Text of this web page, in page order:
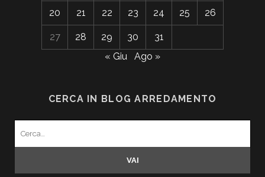
20 21 22 23 24 25 26
27 28 29 30
31
« Giu
Ago »
CERCA IN BLOG ARREDAMENTO